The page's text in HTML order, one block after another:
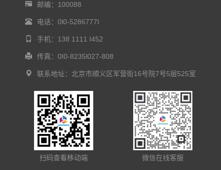
邮编：100088
电话：0l0-5286777I
手机：138 1111 I452
传真：0I0-8235l027-808
联系地址：北京市顺义区军营街16号院7号5层525室
扫码查看移动端 微信在线客服